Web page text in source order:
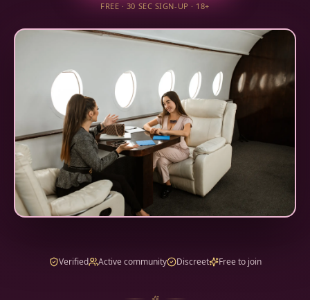
FREE · 30 SEC SIGN-UP · 18+
Verified Active community Discreet Free to join